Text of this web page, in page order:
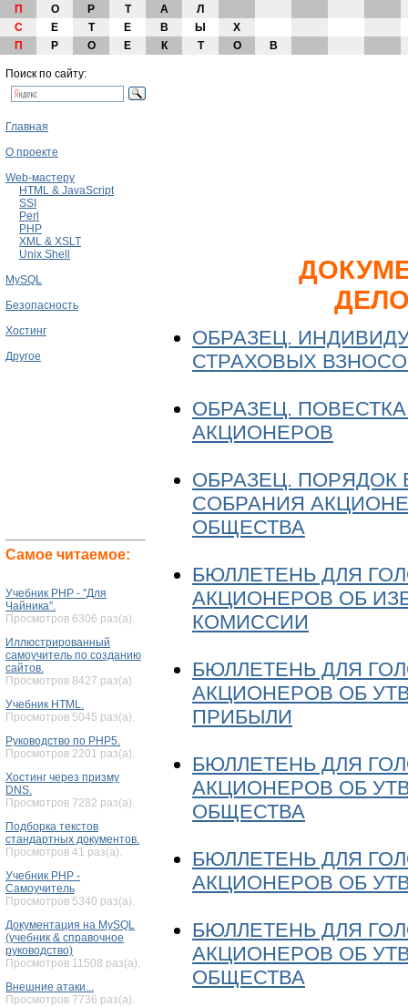
П О Р Т А
Л
С
Е Т Е В Ы
Х
П
Р О Е К Т О В
Поиск по сайту:
Главная
О проекте
Web-мастеру
HTML & JavaScript
SSI
Perl
PHP
XML & XSLT
Unix Shell
MySQL
Безопасность
Хостинг
Другое
Самое читаемое:
Учебник PHP - "Для
Чайника".
Просмотров 6306 раз(а).
Иллюстрированный
самоучитель по созданию
сайтов.
Просмотров 8427 раз(а).
Учебник HTML.
Просмотров 5045 раз(а).
Руководство по PHP5.
Просмотров 2201 раз(а).
Хостинг через призму
DNS.
Просмотров 7282 раз(а).
Подборка текстов
стандартных документов.
Просмотров 41 раз(а).
Учебник PHP -
Самоучитель
Просмотров 5340 раз(а).
Документация на MySQL
(учебник & справочное
руководство)
Просмотров 11508 раз(а).
Внешние атаки...
Просмотров 7736 раз(а).
ОБРАЗЕЦ.
СТРАХОВЫХ
ОБРАЗЕЦ.
АКЦИОНЕРОВ
ОБРАЗЕЦ. ПОРЯДОК
СОБРАНИЯ
ОБЩЕСТВА
БЮЛЛЕТЕНЬ ДЛЯ
АКЦИОНЕРОВ ОБ
КОМИССИИ
БЮЛЛЕТЕНЬ ДЛЯ
АКЦИОНЕРОВ ОБ
ПРИБЫЛИ
БЮЛЛЕТЕНЬ ДЛЯ
АКЦИОНЕРОВ ОБ
ОБЩЕСТВА
БЮЛЛЕТЕНЬ ДЛЯ
АКЦИОНЕРОВ ОБ
БЮЛЛЕТЕНЬ ДЛЯ
АКЦИОНЕРОВ ОБ
ОБЩЕСТВА